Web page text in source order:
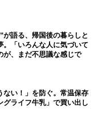
が語る、帰国後の暮らしと
。「いろんな人に気づいて
が、まだ不思議な感じで
ない！」を防ぐ。常温保存
グライフ牛乳」で買い出し